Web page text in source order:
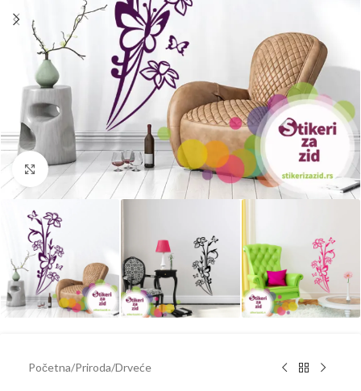
Kliknite za uvećanje
Početna/Priroda/Drveće